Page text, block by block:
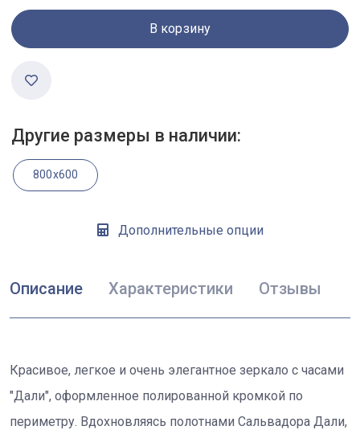
В корзину
Другие размеры в наличии:
800x600
Дополнительные опции
Описание Характеристики Отзывы
Красивое, легкое и очень элегантное зеркало с часами
"Дали", оформленное полированной кромкой по
периметру. Вдохновляясь полотнами Сальвадора Дали,